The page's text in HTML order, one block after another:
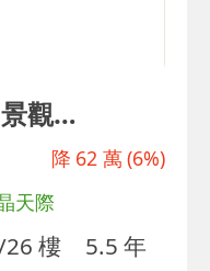
三民區｜建工商圈｜景觀明亮2房平車｜誠售
降 62 萬(6%)
天際
樓 5.5 年